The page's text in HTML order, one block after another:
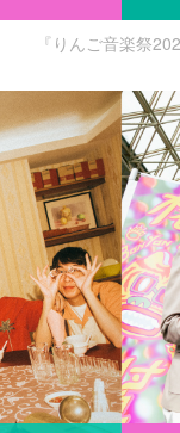
『りんご音楽祭